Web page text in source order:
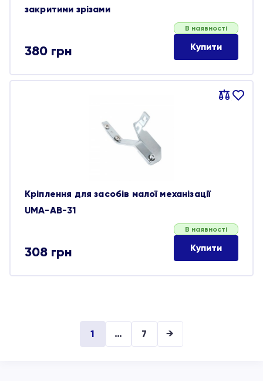
закритими зрізами
380 грн
В наявності
Купити
Порівняти
В
Кріплення для засобів малої механізації
UMA-AB-31
308 грн
В наявності
Купити
1 … 7 →